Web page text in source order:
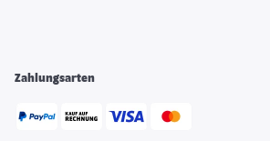
Zahlungsarten